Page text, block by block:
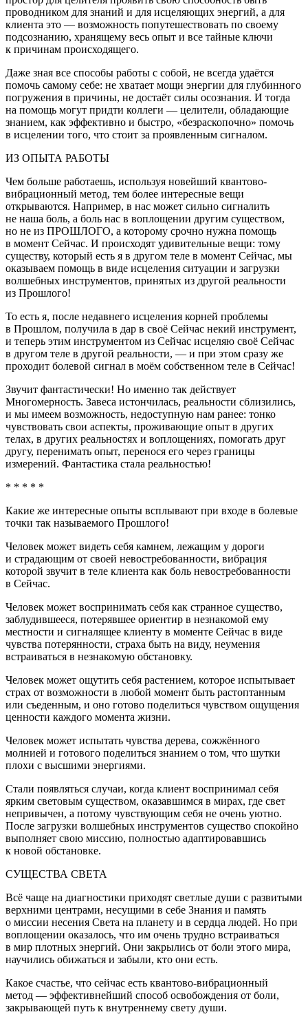
проводником для знаний и для исцеляющих энергий, а для
клиента это — возможность попутешествовать по своему
подсознанию, хранящему весь опыт и все тайные ключи
к причинам происходящего.
Даже зная все способы работы с собой, не всегда удаётся
помочь самому себе: не хватает мощи энергии для глубинного
погружения в причины, не достаёт силы осознания. И тогда
на помощь могут придти коллеги — целители, обладающие
знанием, как эффективно и быстро, «безраскопочно» помочь
в исцелении того, что стоит за проявленным сигналом.
ИЗ ОПЫТА РАБОТЫ
Чем больше работаешь, используя новейший квантово-
вибрационный метод, тем более интересные вещи
открываются. Например, в нас может сильно сигналить
не наша боль, а боль нас в воплощении другим существом,
но не из ПРОШЛОГО, а которому срочно нужна помощь
в момент Сейчас. И происходят удивительные вещи: тому
существу, который есть я в другом теле в момент Сейчас, мы
оказываем помощь в виде исцеления ситуации и загрузки
волшебных инструментов, принятых из другой реальности
из Прошлого!
То есть я, после недавнего исцеления корней проблемы
в Прошлом, получила в дар в своё Сейчас некий инструмент,
и теперь этим инструментом из Сейчас исцеляю своё Сейчас
в другом теле в другой реальности, — и при этом сразу же
проходит болевой сигнал в моём собственном теле в Сейчас!
Звучит фантастически! Но именно так действует
Многомерность. Завеса истончилась, реальности сблизились,
и мы имеем возможность, недоступную нам ранее: тонко
чувствовать свои аспекты, проживающие опыт в других
телах, в других реальностях и воплощениях, помогать друг
другу, перенимать опыт, перенося его через границы
измерений. Фантастика стала реальностью!
* * * * *
Какие же интересные опыты всплывают при входе в болевые
точки так называемого Прошлого!
Человек может видеть себя камнем, лежащим у дороги
и страдающим от своей невостребованности, вибрация
которой звучит в теле клиента как боль невостребованности
в Сейчас.
Человек может воспринимать себя как странное существо,
заблудившееся, потерявшее ориентир в незнакомой ему
местности и сигналящее клиенту в моменте Сейчас в виде
чувства потерянности, страха быть на виду, неумения
встраиваться в незнакомую обстановку.
Человек может ощутить себя растением, которое испытывает
страх от возможности в любой момент быть растоптанным
или съеденным, и оно готово поделиться чувством ощущения
ценности каждого момента жизни.
Человек может испытать чувства дерева, сожжённого
молнией и готового поделиться знанием о том, что шутки
плохи с высшими энергиями.
Стали появляться случаи, когда клиент воспринимал себя
ярким световым существом, оказавшимся в мирах, где свет
непривычен, а потому чувствующим себя не очень уютно.
После загрузки волшебных инструментов существо спокойно
выполняет свою миссию, полностью адаптировавшись
к новой обстановке.
СУЩЕСТВА СВЕТА
Всё чаще на диагностики приходят светлые души с развитыми
верхними центрами, несущими в себе Знания и память
о миссии несения Света на планету и в сердца людей. Но при
воплощении оказалось, что им очень трудно встраиваться
в мир плотных энергий. Они закрылись от боли этого мира,
научились обижаться и забыли, кто они есть.
Какое счастье, что сейчас есть квантово-вибрационный
метод — эффективнейший способ освобождения от боли,
закрывающей путь к внутреннему свету души.